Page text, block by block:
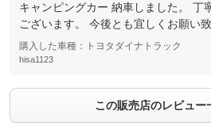
キャンピングカー 納車しました。 丁
ございます。 今後とも宜しくお願い致
購入した車種：トヨタダイナトラック
hisa1123
この販売店のレビュー